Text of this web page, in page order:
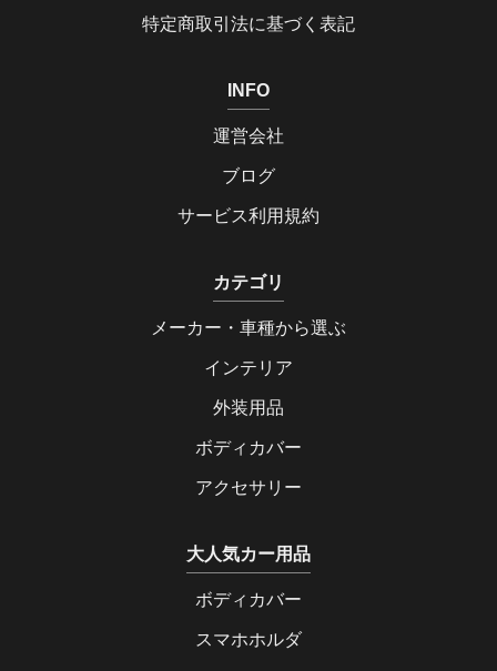
特定商取引法に基づく表記
INFO
運営会社
ブログ
サービス利用規約
カテゴリ
メーカー・車種から選ぶ
インテリア
外装用品
ボディカバー
アクセサリー
大人気カー用品
ボディカバー
スマホホルダ